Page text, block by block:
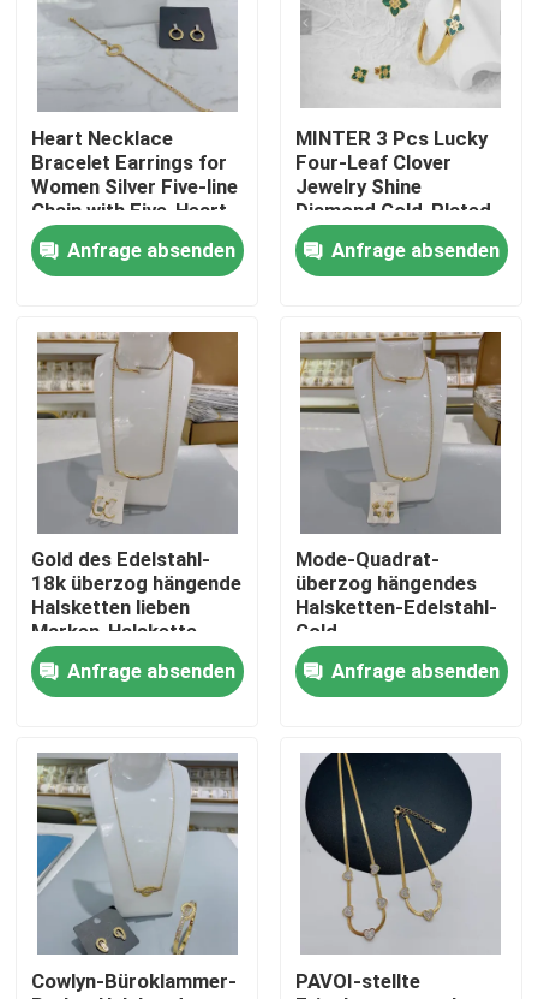
Über uns
Kontakte
Produkte
Armband und Armband aus Edelstahl vorrätig
Edelstahl-Halsband auf Lager
Ein Ohrring aus Edelstahl auf Lager
Edelstahlschmuck auf Lager
Neu auf Lager
Edelstahl-Schmuck-Satz
Heart Necklace
Bracelet Earrings for
Women Silver Five-line
Chain with Five-Heart
Set Jewelry
Anfrage absenden
MINTER 3 Pcs Lucky
Four-Leaf Clover
Jewelry Shine
Diamond Gold-Plated
Necklace Earrings
Bracelet
Anfrage absenden
Gold des Edelstahl-
18k überzog hängende
Halsketten lieben
Marken-Halskette
Anfrage absenden
Mode-Quadrat-
überzog hängendes
Halsketten-Edelstahl-
Gold
Anfrage absenden
Cowlyn-Büroklammer-
PAVOI-stellte